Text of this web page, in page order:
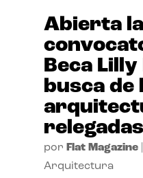
Abierta la
Beca Lilly
busca de
relegadas
por Flat Magazine|
Arquitectura